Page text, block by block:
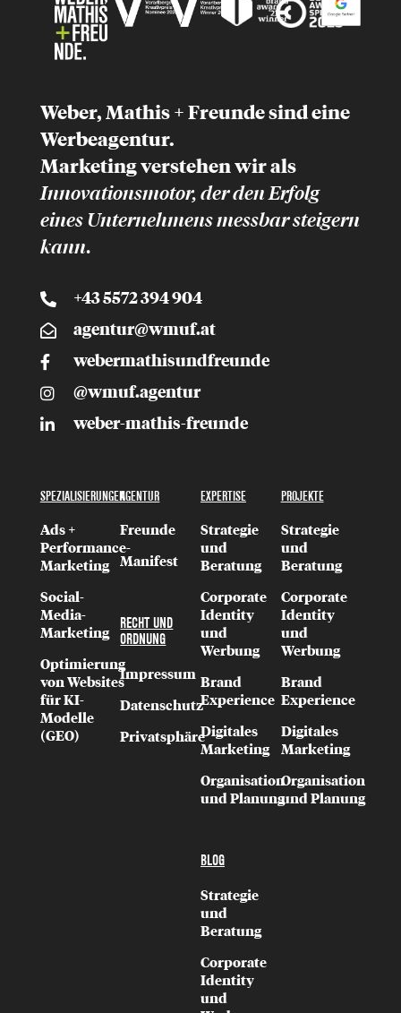
Weber, Mathis + Freunde sind eine
Werbeagentur.
Marketingverstehen wir als
Innovationsmotor, derden Erfolg
eines Unternehmens messbarsteigern
kann.
+43 5572 394 904
agentur@wmuf.at
webermathisundfreunde
@wmuf.agentur
weber-mathis-freunde
AGENTUR
Freunde
Manifest
RECHT UND
ORDNUNG
Impressum
Datenschutz
Privatsphäre
EXPERTISE
Strategie
und
Beratung
Corporate
Identity
und
Werbung
Brand
Experience
Digitales
Marketing
Organisation
und Planung
BLOG
Strategie
und
Beratung
Corporate
Identity
und
PROJEKTE
Strategie
und
Beratung
Corporate
Identity
und
Werbung
Brand
Experience
Digitales
Marketing
Organisation
und Planung
SPEZIALISIERUNGEN
Ads +
Performance-
Marketing
Social-
Media-
Marketing
Optimierung
von Websites
für KI-
Modelle
(GEO)